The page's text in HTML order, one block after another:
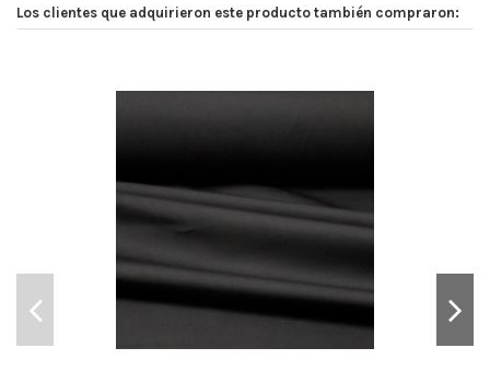
Los clientes que adquirieron este producto también compraron: